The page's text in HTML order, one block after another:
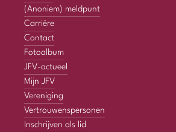
(Anoniem) meldpunt
Carrière
Contact
Fotoalbum
JFV-actueel
Mijn JFV
Vereniging
Vertrouwenspersonen
Inschrijven als lid